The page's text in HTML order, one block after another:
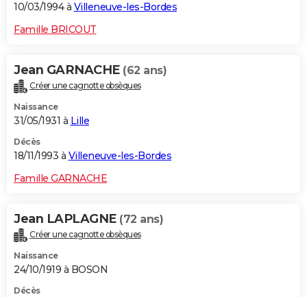
10/03/1994 à Villeneuve-les-Bordes
Famille BRICOUT
Jean GARNACHE (62 ans)
Créer une cagnotte obsèques
Naissance
31/05/1931 à Lille
Décès
18/11/1993 à Villeneuve-les-Bordes
Famille GARNACHE
Jean LAPLAGNE (72 ans)
Créer une cagnotte obsèques
Naissance
24/10/1919 à BOSON
Décès